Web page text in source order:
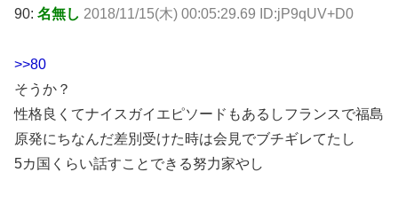
90: 名無し 2018/11/15(木) 00:05:29.69 ID:jP9qUV+D0
>>80
そうか？
性格良くてナイスガイエピソードもあるしフランスで福島
原発にちなんだ差別受けた時は会見でブチギレてたし
5カ国くらい話すことできる努力家やし